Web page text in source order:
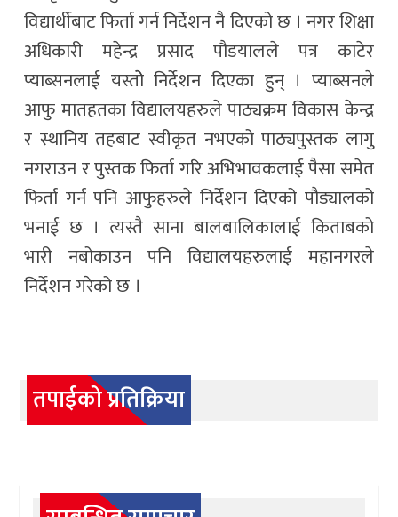
विद्यार्थीबाट फिर्ता गर्न निर्देशन नै दिएको छ । नगर शिक्षा
अधिकारी महेन्द्र प्रसाद पौडयालले पत्र काटेर
प्याब्सनलाई यस्तोे निर्देशन दिएका हुन् । प्याब्सनले
आफु मातहतका विद्यालयहरुले पाठ्यक्रम विकास केन्द्र
र स्थानिय तहबाट स्वीकृत नभएको पाठ्यपुस्तक लागु
नगराउन र पुस्तक फिर्ता गरि अभिभावकलाई पैसा समेत
फिर्ता गर्न पनि आफुहरुले निर्देशन दिएको पौड्यालको
भनाई छ । त्यस्तै साना बालबालिकालाई किताबको
भारी नबोकाउन पनि विद्यालयहरुलाई महानगरले
निर्देशन गरेको छ ।
तपाईको प्रतिक्रिया